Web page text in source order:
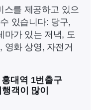
를 제공하고 있으
있습니다: 당구,
마가 있는 저녁, 도
영화 상영, 자전거
대역 1번출구
객이 많이